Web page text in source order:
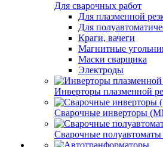
Для сварочных работ
Для плазменной
Для
Краги, вачеги
Магнитные
Маски сварщика
Электроды
Инверторы плазменной
Сварочные инверторы
Сварочные